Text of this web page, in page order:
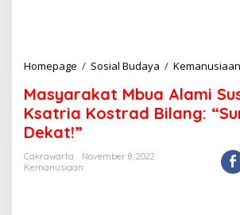
Homepage / Sosial Budaya / Kemanusiaan
Masyarakat Mbua Alami
Ksatria Kostrad Bilang:
Dekat!”
Cakrawarta
November 8, 2022
Kemanusiaan